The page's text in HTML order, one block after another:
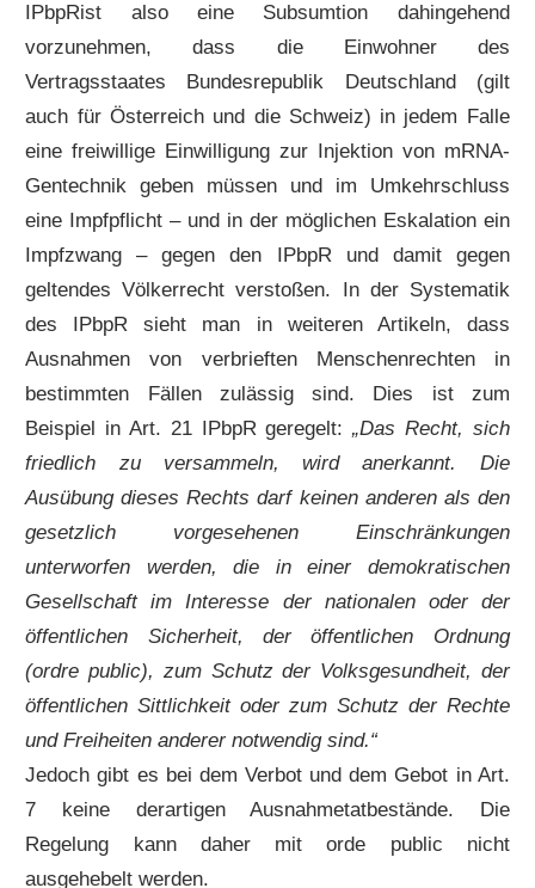
IPbpRist also eine Subsumtion dahingehend
vorzunehmen, dass die Einwohner des
Vertragsstaates Bundesrepublik Deutschland (gilt
auch für Österreich und die Schweiz) in jedem Falle
eine freiwillige Einwilligung zur Injektion von mRNA-
Gentechnik geben müssen und im Umkehrschluss
eine Impfpflicht – und in der möglichen Eskalation ein
Impfzwang – gegen den IPbpR und damit gegen
geltendes Völkerrecht verstoßen. In der Systematik
des IPbpR sieht man in weiteren Artikeln, dass
Ausnahmen von verbrieften Menschenrechten in
bestimmten Fällen zulässig sind. Dies ist zum
Beispiel in Art. 21 IPbpR geregelt:„Das Recht, sich
friedlich zu versammeln, wird anerkannt. Die
Ausübung dieses Rechts darf keinen anderen als den
gesetzlich vorgesehenen Einschränkungen
unterworfen werden, die in einer demokratischen
Gesellschaft im Interesse der nationalen oder der
öffentlichen Sicherheit, der öffentlichen Ordnung
(ordre public), zum Schutz der Volksgesundheit, der
öffentlichen Sittlichkeit oder zum Schutz der Rechte
und Freiheiten anderer notwendig sind.“
Jedoch gibt es bei dem Verbot und dem Gebot in Art.
7 keine derartigen Ausnahmetatbestände. Die
Regelung kann daher mit orde public nicht
ausgehebelt werden.